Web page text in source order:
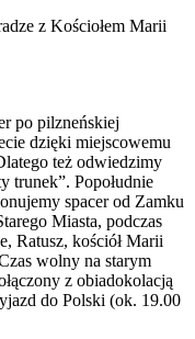
po pilzneńskiej
dzięki miejscowemu
też odwiedzimy
trunek”. Popołudnie
spacer od Zamku
Miasta, podczas
Ratusz, kościół Marii
wolny na starym
z obiadokolacją
do Polski (ok. 19.00